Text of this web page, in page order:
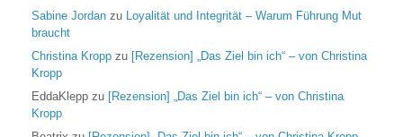
Sabine Jordan zu Loyalität und Integrität – Warum Führung Mut
braucht
Christina Kropp zu [Rezension] „Das Ziel bin ich“ – von Christina
Kropp
EddaKlepp zu [Rezension] „Das Ziel bin ich“ – von Christina
Kropp